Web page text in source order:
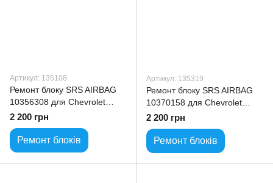
Артикул: 135108
Ремонт блоку SRS AIRBAG
10356308 для Chevrolet
Colorado
2 200 грн
Ремонт блоків
Артикул: 135319
Ремонт блоку SRS AIRBAG
10370158 для Chevrolet
Tahoe
2 200 грн
Ремонт блоків